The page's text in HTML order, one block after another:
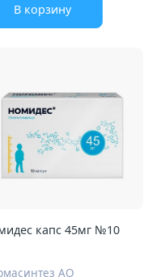
В корзину
капс 45мг №10
АО